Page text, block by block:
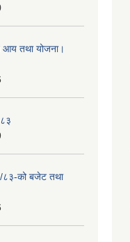
तथा योजना।
८३-को बजेट तथा